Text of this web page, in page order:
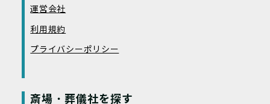
運営会社
利用規約
プライバシーポリシー
斎場・葬儀社を探す